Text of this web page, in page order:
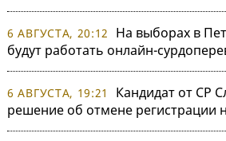
6 АВГУСТА, 20:12
На выборах в
будут работать онлайн-
6 АВГУСТА, 19:21
Кандидат от СР
решение об отмене регистрации